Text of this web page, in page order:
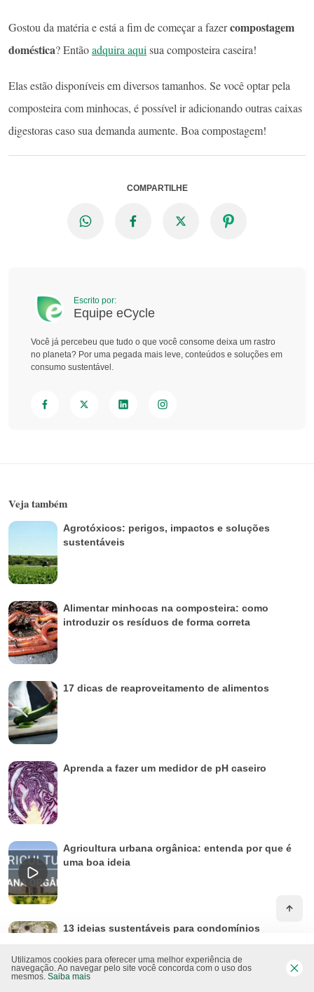
Gostou da matéria e está a fim de começar a fazercompostagem
doméstica? Entãoadquira aqui sua composteira caseira!
Elas estão disponíveis em diversos tamanhos. Se você optar pela
composteira com minhocas, é possível ir adicionando outras caixas
digestoras caso sua demanda aumente. Boa compostagem!
COMPARTILHE
Escrito por:
Equipe eCycle
Você já percebeu que tudo o que você consome deixa um rastro
no planeta? Por uma pegada mais leve, conteúdos e soluções em
consumo sustentável.
Veja também
Agrotóxicos: perigos, impactos e soluções
sustentáveis
Alimentar minhocas na composteira: como
introduzir os resíduos de forma correta
17 dicas de reaproveitamento de alimentos
Aprenda a fazer um medidor de pH caseiro
Agricultura urbana orgânica: entenda por que é
uma boa ideia
13 ideias sustentáveis para condomínios
Utilizamos cookies para oferecer uma melhor experiência de
navegação. Ao navegar pelo site você concorda com o uso dos
mesmos. Saiba mais